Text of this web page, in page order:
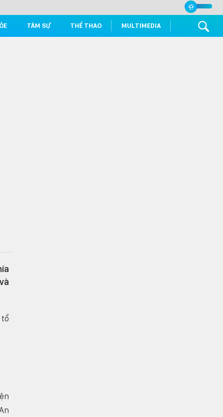
TÂM SỰ THỂ THAO MULTIMEDIA
tổ